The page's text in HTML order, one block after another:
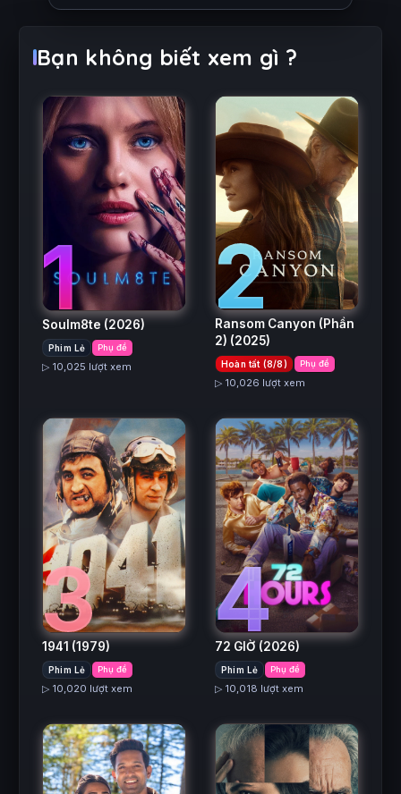
Bạn không biết xem gì ?
1
Soulm8te (2026)
Phim Lẻ Phụ đề
▷ 10,025 lượt xem
2
Ransom Canyon (Phần
2) (2025)
Hoàn tất (8/8) Phụ đề
▷ 10,026 lượt xem
3
1941 (1979)
Phim Lẻ Phụ đề
▷ 10,020 lượt xem
4
72 GIỜ (2026)
Phim Lẻ Phụ đề
▷ 10,018 lượt xem